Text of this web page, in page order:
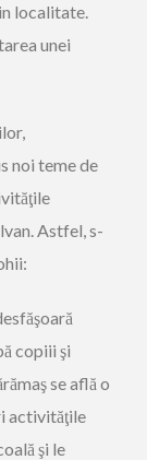
localitate.
unei
noi teme de
Astfel, s-
copiii şi
se află o
activităţile
şi le